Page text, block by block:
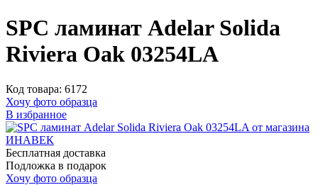
SPC ламинат Adelar Solida
Riviera Oak 03254LA
Код товара: 6172
Хочу фото образца
В избранное
Бесплатная доставка
Подложка в подарок
Хочу фото образца